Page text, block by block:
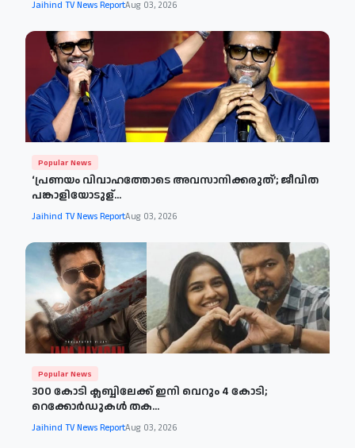
Jaihind TV News ReportAug 03, 2026
Popular News
‘പ്രണയം വിവാഹത്തോടെ അവസാനിക്കരുത്’; ജീവിത
പങ്കാളിയോടുള്...
Jaihind TV News ReportAug 03, 2026
Popular News
300 കോടി ക്ലബ്ബിലേക്ക് ഇനി വെറും 4 കോടി;
റെക്കോർഡുകൾ തക...
Jaihind TV News ReportAug 03, 2026